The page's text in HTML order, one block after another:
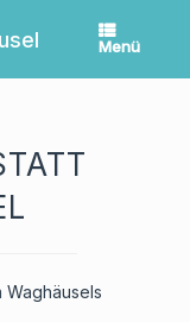
Menü